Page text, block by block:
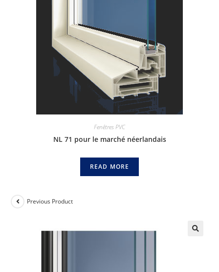
Fenêtres PVC
NL 71 pour le marché néerlandais
READ MORE
Previous Product